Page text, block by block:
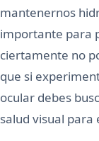
mantenernos
importante para
ciertamente no
que si
ocular debes
salud visual